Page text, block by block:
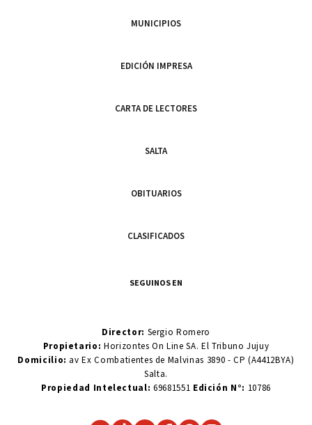
MUNICIPIOS
EDICIÓN IMPRESA
CARTA DE LECTORES
SALTA
OBITUARIOS
CLASIFICADOS
SEGUINOS EN
Director: Sergio Romero
Propietario:Horizontes On Line SA. El Tribuno Jujuy
Domicilio: av Ex Combatientes de Malvinas 3890 - CP (A4412BYA)
Salta.
Propiedad Intelectual: 69681551 Edición N°: 10786